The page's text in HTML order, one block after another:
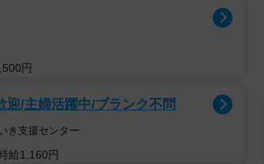
円
迎/主婦活躍中/ブランク不問
き支援センター
給1,160円